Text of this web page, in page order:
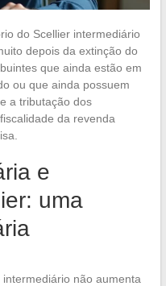
do Scellier intermediário
depois da extinção do
que ainda estão em
ou que ainda possuem
a tributação dos
da revenda
e
uma
não aumenta